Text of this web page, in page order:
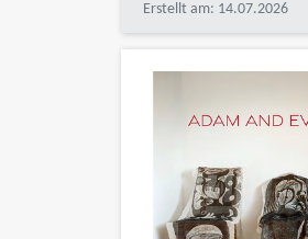
Erstellt am: 14.07.2026